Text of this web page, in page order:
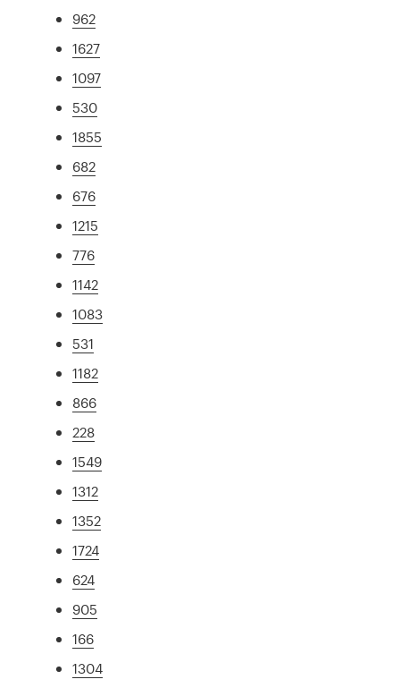
962
1627
1097
530
1855
682
676
1215
776
1142
1083
531
1182
866
228
1549
1312
1352
1724
624
905
166
1304